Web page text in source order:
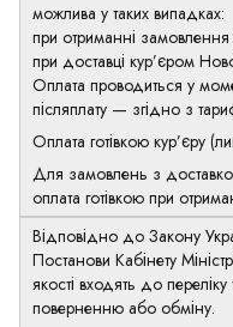
можлива у таких випадках:
при отриманні
при доставці кур’єром
Оплата проводиться у
післяплату — згідно з
Оплата готівкою кур’єру
Для замовлень з
оплата готівкою при
Відповідно до Закону
Постанови Кабінету
якості входять до
поверненню або обміну.